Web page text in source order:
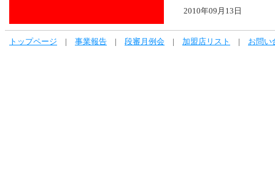
2010年09月13日
トップページ 事業報告 段審月例会 加盟店リスト お問い